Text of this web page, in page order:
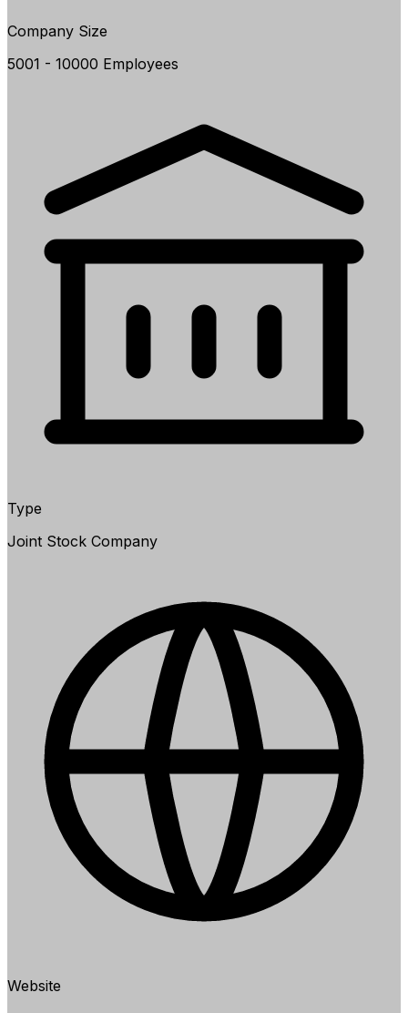
Company Size
5001 - 10000 Employees
Type
Joint Stock Company
Website